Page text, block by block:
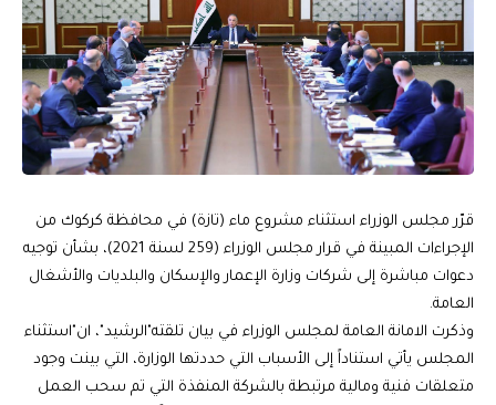
قرّر مجلس الوزراء استثناء مشروع ماء (تازة) في محافظة كركوك من
الإجراءات المبينة في قرار مجلس الوزراء (259 لسنة 2021)، بشأن توجيه
دعوات مباشرة إلى شركات وزارة الإعمار والإسكان والبلديات والأشغال
العامة.
وذكرت الامانة العامة لمجلس الوزراء في بيان تلقته"الرشيد"، ان"استثناء
المجلس يأتي استناداً إلى الأسباب التي حددتها الوزارة، التي بينت وجود
متعلقات فنية ومالية مرتبطة بالشركة المنفذة التي تم سحب العمل